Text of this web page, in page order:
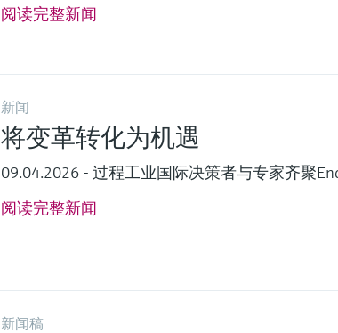
阅读完整新闻
新闻
将变革转化为机遇
09.04.2026 - 过程工业国际决策者与专家齐聚
阅读完整新闻
新闻稿